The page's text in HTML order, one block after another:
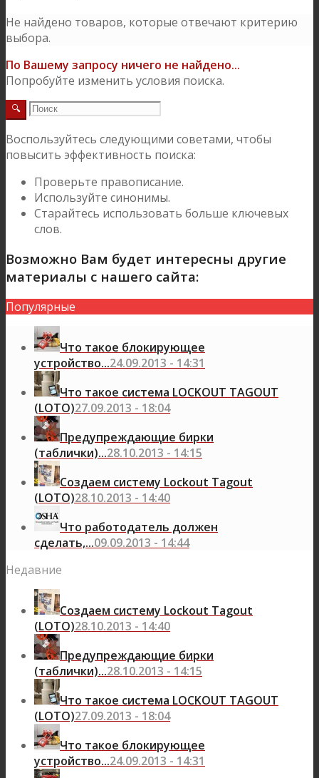
Не найдено товаров, которые отвечают критерию
выбора.
По Вашему запросу ничего не найдено...
Попробуйте изменить условия поиска.
Воспользуйтесь следующими советами, чтобы
повысить эффективность поиска:
Проверьте правописание.
Используйте синонимы.
Старайтесь использовать больше ключевых
слов.
Возможно Вам будет интересны другие
материалы с нашего сайта:
Популярные
Что такое блокирующее
устройство...24.09.2013 - 14:31
Что такое система LOCKOUT TAGOUT
(LOTO)27.09.2013 - 18:04
Предупреждающие бирки
(таблички)...28.10.2013 - 14:15
Создаем систему Lockout Tagout
(LOTO)28.10.2013 - 14:40
Что работодатель должен
сделать,...09.09.2013 - 14:44
Недавние
Создаем систему Lockout Tagout
(LOTO)28.10.2013 - 14:40
Предупреждающие бирки
(таблички)...28.10.2013 - 14:15
Что такое система LOCKOUT TAGOUT
(LOTO)27.09.2013 - 18:04
Что такое блокирующее
устройство...24.09.2013 - 14:31